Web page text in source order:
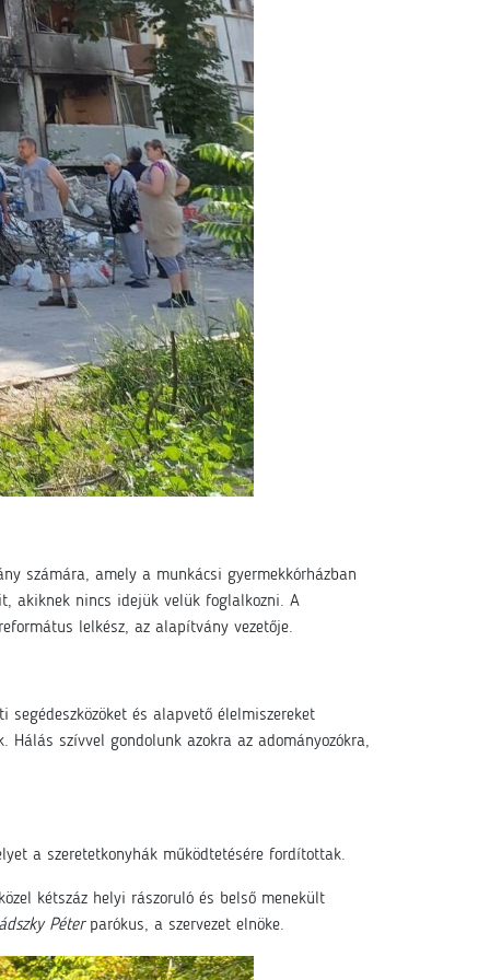
számára, amely a munkácsi gyermekkórházban
akiknek nincs idejük velük foglalkozni. A
lelkész, az alapítvány vezetője.
és alapvető élelmiszereket
szívvel gondolunk azokra az adományozókra,
a szeretetkonyhák működtetésére fordítottak.
kétszáz helyi rászoruló és belső menekült
Péter parókus, a szervezet elnöke.